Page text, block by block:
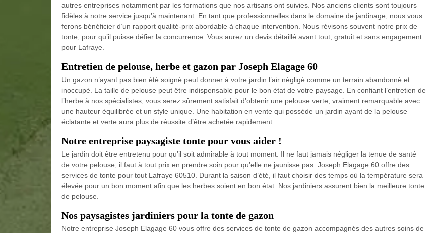
autres entreprises notamment par les formations que nos artisans ont suivies. Nos anciens clients sont toujours
fidèles à notre service jusqu’à maintenant. En tant que professionnelles dans le domaine de jardinage, nous vous
ferons bénéficier d’un rapport qualité-prix abordable à chaque intervention. Nous révisons souvent notre prix de
tonte, pour qu’il puisse défier la concurrence. Vous aurez un devis détaillé avant tout, gratuit et sans engagement
pour Lafraye.
Entretien de pelouse, herbe et gazon par Joseph Elagage 60
Un gazon n’ayant pas bien été soigné peut donner à votre jardin l’air négligé comme un terrain abandonné et
inoccupé. La taille de pelouse peut être indispensable pour le bon état de votre paysage. En confiant l’entretien de
l’herbe à nos spécialistes, vous serez sûrement satisfait d’obtenir une pelouse verte, vraiment remarquable avec
une hauteur équilibrée et un style unique. Une habitation en vente qui possède un jardin ayant de la pelouse
éclatante et verte aura plus de réussite d’être achetée rapidement.
Notre entreprise paysagiste tonte pour vous aider !
Le jardin doit être entretenu pour qu’il soit admirable à tout moment. Il ne faut jamais négliger la tenue de santé
de votre pelouse, il faut à tout prix en prendre soin pour qu’elle ne jaunisse pas. Joseph Elagage 60 offre des
services de tonte pour tout Lafraye 60510. Durant la saison d’été, il faut choisir des temps où la température sera
élevée pour un bon moment afin que les herbes soient en bon état. Nos jardiniers assurent bien la meilleure tonte
de pelouse.
Nos paysagistes jardiniers pour la tonte de gazon
Notre entreprise Joseph Elagage 60 vous offre des services de tonte de gazon accompagnés des autres soins de